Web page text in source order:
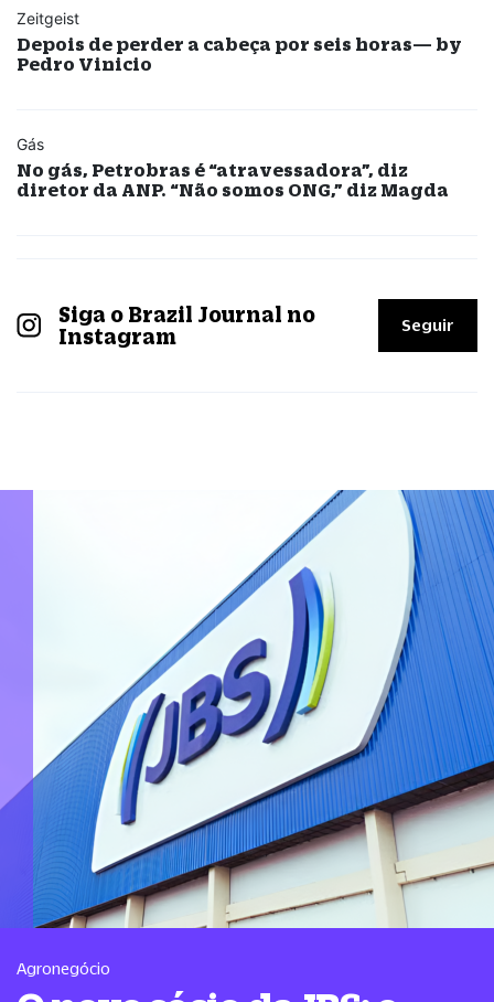
Zeitgeist
Depois de perder a cabeça por seis horas— by
Pedro Vinicio
Gás
No gás, Petrobras é “atravessadora”, diz
diretor da ANP. “Não somos ONG,” diz Magda
Siga o Brazil Journal no
Instagram
Seguir
Agronegócio